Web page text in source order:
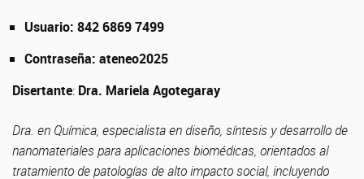
Usuario: 842 6869 7499
Contraseña: ateneo2025
Disertante: Dra. Mariela Agotegaray
Dra. en Química, especialista en diseño, síntesis y desarrollo de
nanomateriales para aplicaciones biomédicas, orientados al
tratamiento de patologías de alto impacto social, incluyendo